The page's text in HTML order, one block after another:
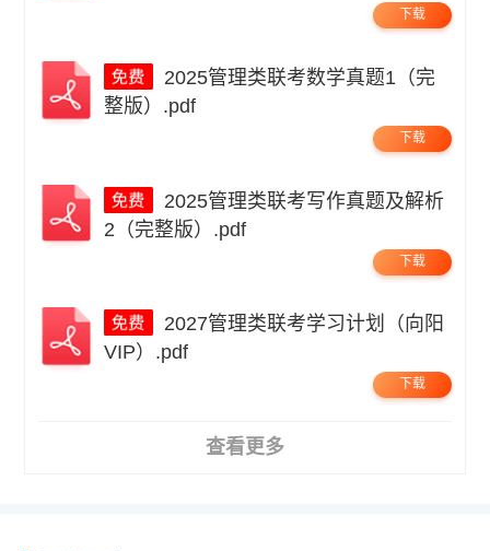
下载
整版）.pdf
下载
2（完整版）.pdf
下载
VIP）.pdf
下载
查看更多